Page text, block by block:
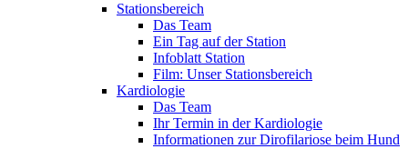
Stationsbereich
Das Team
Ein Tag auf der Station
Infoblatt Station
Film: Unser Stationsbereich
Kardiologie
Das Team
Ihr Termin in der Kardiologie
Informationen zur Dirofilariose beim Hund